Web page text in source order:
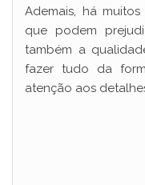
Ademais, há
que podem
também a
fazer tudo da
atenção aos